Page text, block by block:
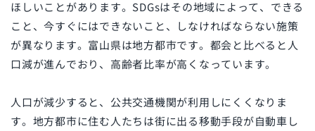
ほしいことがあります。 SDGsはその地域によって、できる
こと、今すぐにはできないこと、しなければならない施策
が異なります。富山県は地方都市です。都会と比べると人
口減が進んでおり、高齢者比率が高くなっています。
人口が減少すると、公共交通機関が利用しにくくなりま
す。地方都市に住む人たちは街に出る移動手段が自動車し